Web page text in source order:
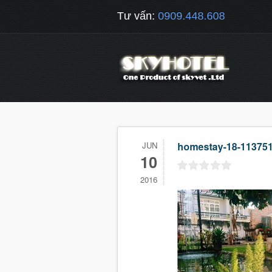
Tư vấn: 0909.448.608
JUN
10
2016
homestay-18-113751